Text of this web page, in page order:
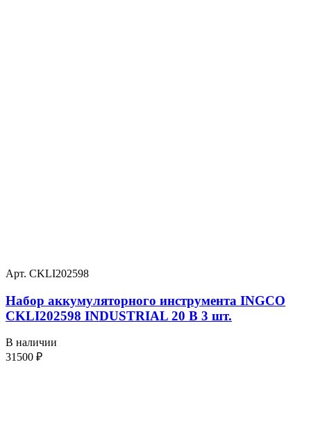
Арт. CKLI202598
Набор аккумуляторного инструмента INGCO
CKLI202598 INDUSTRIAL 20 В 3 шт.
В наличии
31500 ₽